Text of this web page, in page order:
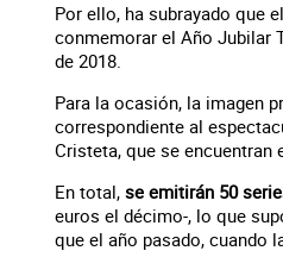
Por ello, ha subrayado que
conmemorar el Año Jubilar
de 2018.
Para la ocasión, la imagen
correspondiente al
Cristeta, que se encuentran
En total, se emitirán 50
euros el décimo-, lo que
que el año pasado, cuando